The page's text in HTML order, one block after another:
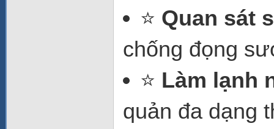
⭐ Quan sát
chống đọng
⭐ Làm lạnh
quản đa dạng